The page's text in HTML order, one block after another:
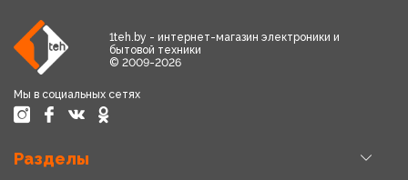
1teh.by - интернет-магазин электроники и
бытовой техники
© 2009-2026
Мы в социальных сетях
Разделы